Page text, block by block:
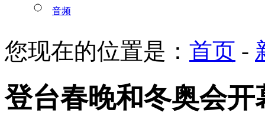
音频
您现在的位置是： 首页 -
登台春晚和冬奥会